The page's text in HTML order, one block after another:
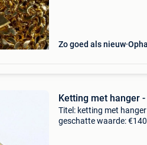
Zo goed als nieuw
Ketting met hanger
Titel: ketting met
geschatte waarde: